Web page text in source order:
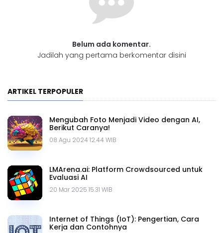
Belum ada komentar.
Jadilah yang pertama berkomentar disini
ARTIKEL TERPOPULER
Mengubah Foto Menjadi Video dengan AI,
Berikut Caranya!
08 Agu 2024 12.44 WIB
LMArena.ai: Platform Crowdsourced untuk
Evaluasi AI
20 Mar 2025 15.31 WIB
Internet of Things (IoT): Pengertian, Cara
Kerja dan Contohnya